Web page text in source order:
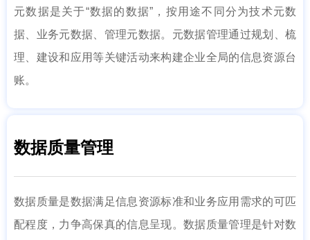
元数据是关于“数据的数据”，按用途不同分为技术元数
据、业务元数据、管理元数据。元数据管理通过规划、梳
理、建设和应用等关键活动来构建企业全局的信息资源台
账。
数据质量管理
数据质量是数据满足信息资源标准和业务应用需求的可匹
配程度，力争高保真的信息呈现。数据质量管理是针对数